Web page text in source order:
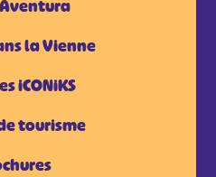
la Vienne
iCONiKS
tourisme